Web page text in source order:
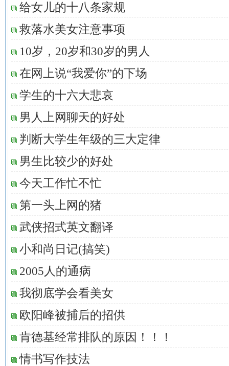
给女儿的十八条家规
救落水美女注意事项
10岁，20岁和30岁的男人
在网上说“我爱你”的下场
学生的十六大悲哀
男人上网聊天的好处
判断大学生年级的三大定律
男生比较少的好处
今天工作忙不忙
第一头上网的猪
武侠招式英文翻译
小和尚日记(搞笑)
2005人的通病
我彻底学会看美女
欧阳峰被捕后的招供
肯德基经常排队的原因！！！
情书写作技法